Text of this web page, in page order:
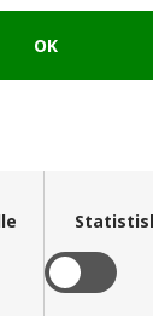
i dag og vær klar
smag. Glem ikke